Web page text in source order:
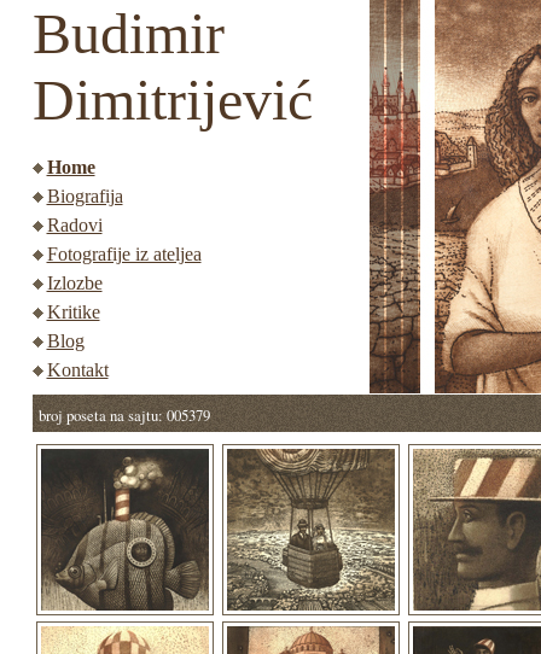
Budimir
Dimitrijević
Home
Biografija
Radovi
Fotografije iz ateljea
Izlozbe
Kritike
Blog
Kontakt
broj poseta na sajtu: 005379